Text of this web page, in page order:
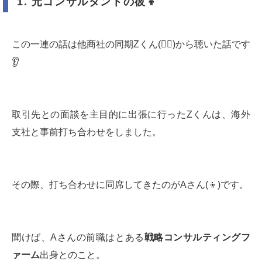
この一連の話は他商社の同期Zくん(👱‍♂️)から聴いた話です
👂
取引先との面談を主目的に出張に行ったZくんは、海外
支社と事前打ち合わせをしました。
その際、打ち合わせに同席してきたのがAさん(👦)です。
聞けば、Aさんの前職はとある戦略コンサルティングフ
ァーム出身とのこと。